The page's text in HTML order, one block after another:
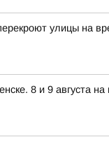
улицы на
8 и 9 августа